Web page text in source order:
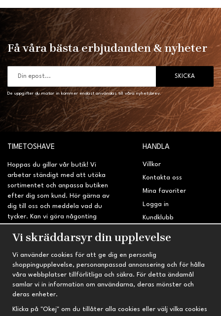
Få våra bästa erbjudanden & nyheter
SKICKA
De uppgifter du matar in kommer endast användas till våra nyhetsbrev.
TIMETOSHAVE
Hoppas du gillar vår butik! Vi
arbetar ständigt med att utöka
sortimentet och anpassa butiken
efter dig som kund. Hör gärna av
dig till oss och meddela vad du
tycker. Kan vi göra någonting
sidan?
HANDLA
Villkor
Kontakta oss
Mina favoriter
Logga in
Kundklubb
INFORMATION
Om oss
Nyheter
Nyhetsbrev
TRYGG HANDEL
Fri frakt vid köp över 695 kr
Kvalitetsprodukter till kanonpris
Vi skräddarsyr din upplevelse
Vi använder cookies för att ge dig en personlig
shoppingupplevelse, personanpassad annonsering och för hålla
våra webbplatser tillförlitliga och säkra. För detta ändamål
samlar vi in information om användarna, deras mönster och
deras enheter.
Klicka på "Okej" om du tillåter alla cookies eller välj vilka cookies